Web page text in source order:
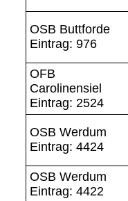
OSB Buttforde
Eintrag: 976
OFB
Carolinensiel
Eintrag: 2524
OSB Werdum
Eintrag: 4424
OSB Werdum
Eintrag: 4422